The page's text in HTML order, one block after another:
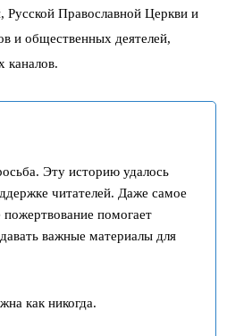
Русской Православной Церкви и
и общественных деятелей,
каналов.
Эту историю удалось
читателей. Даже самое
помогает
важные материалы для
как никогда.